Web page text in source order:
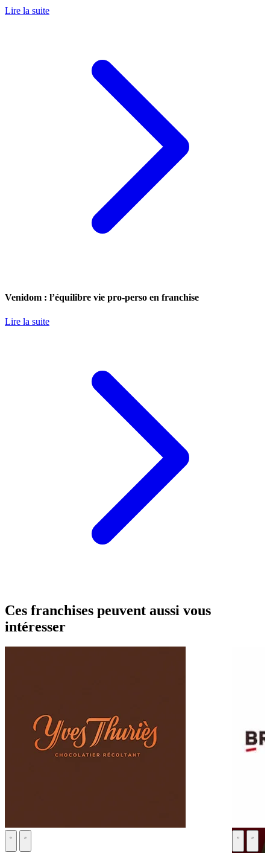
Lire la suite
Venidom : l’équilibre vie pro-perso en franchise
Lire la suite
Ces franchises peuvent aussi vous
intéresser